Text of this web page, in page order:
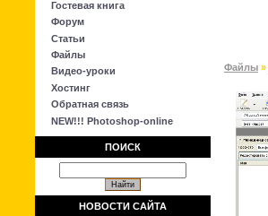
Гостевая книга
Форум
Статьи
Файлы
Видео-уроки
Хостинг
Обратная связь
NEW!!! Photoshop-online
ПОИСК
НОВОСТИ САЙТА
Файлы »